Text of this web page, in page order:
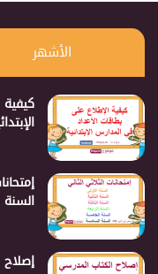
الأشهر